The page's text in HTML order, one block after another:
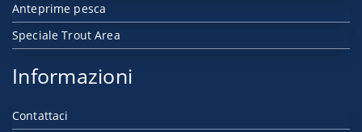
Anteprime pesca
Speciale Trout Area
Informazioni
Contattaci